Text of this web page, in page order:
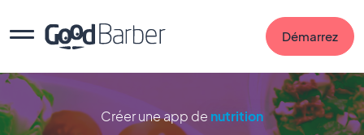
Démarrez
Créer une app de nutrition